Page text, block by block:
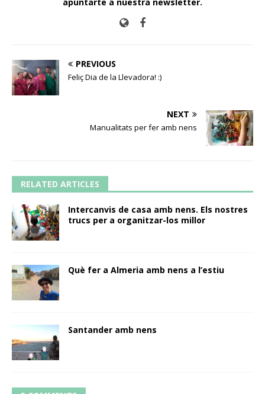
apuntarte a nuestra newsletter.
PREVIOUS
Feliç Dia de la Llevadora! :)
NEXT
Manualitats per fer amb nens
RELATED ARTICLES
Intercanvis de casa amb nens. Els nostres
trucs per a organitzar-los millor
Què fer a Almeria amb nens a l’estiu
Santander amb nens